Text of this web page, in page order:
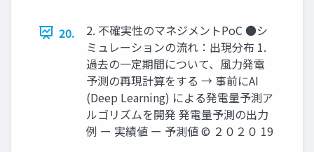
20.
2. 不確実性のマネジメントPoC ●シ
ミュレーションの流れ：出現分布 1.
過去の⼀定期間について、⾵⼒発電
予測の再現計算をする → 事前にAI
(Deep Learning) による発電量予測ア
ルゴリズムを開発 発電量予測の出⼒
例 ー 実績値 ー 予測値 © ２０２０ 19